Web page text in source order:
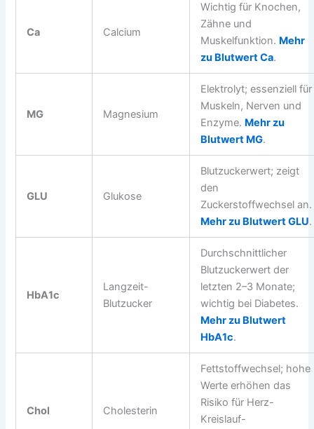
Ca Calcium
Wichtig für Knochen,
Zähne und
Muskelfunktion. Mehr
zu Blutwert Ca.
MG Magnesium
Elektrolyt; essenziell für
Muskeln, Nerven und
Enzyme. Mehr zu
Blutwert MG.
GLU Glukose
Blutzuckerwert; zeigt
den
Zuckerstoffwechsel an.
Mehr zu Blutwert GLU.
HbA1c
Langzeit-
Blutzucker
Durchschnittlicher
Blutzuckerwert der
letzten 2–3 Monate;
wichtig bei Diabetes.
Mehr zu Blutwert
HbA1c.
Chol Cholesterin
Fettstoffwechsel; hohe
Werte erhöhen das
Risiko für Herz-
Kreislauf-